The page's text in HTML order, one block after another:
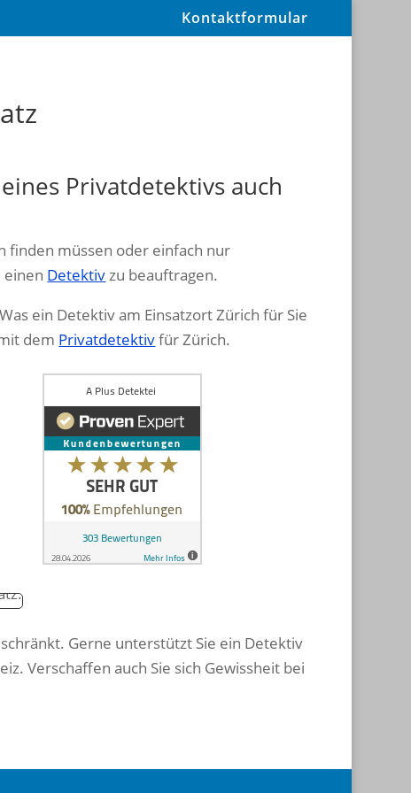
Kontaktformular
Privatdetektivs auch
finden müssen oder einfach nur
einen Detektivzu beauftragen.
ein Detektiv am Einsatzort Zürich für Sie
dem Privatdetektivfür Zürich.
Gerne unterstützt Sie ein Detektiv
Verschaffen auch Sie sich Gewissheit bei